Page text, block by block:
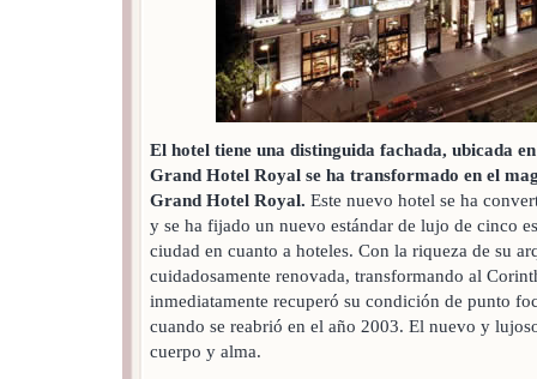
El hotel tiene una distinguida fachada, ubicada
Grand Hotel Royal se ha transformado en el
Grand Hotel Royal. Este nuevo hotel se ha
y se ha fijado un nuevo estándar de lujo de cinco
ciudad en cuanto a hoteles. Con la riqueza de su
cuidadosamente renovada, transformando al
inmediatamente recuperó su condición de punto
cuando se reabrió en el año 2003. El nuevo y
cuerpo y alma.